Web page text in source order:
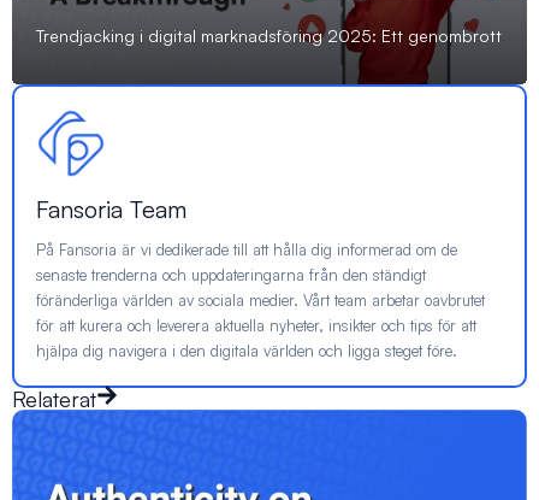
Trendjacking i digital marknadsföring 2025: Ett genombrott
Fansoria Team
På Fansoria är vi dedikerade till att hålla dig informerad om de
senaste trenderna och uppdateringarna från den ständigt
föränderliga världen av sociala medier. Vårt team arbetar oavbrutet
för att kurera och leverera aktuella nyheter, insikter och tips för att
hjälpa dig navigera i den digitala världen och ligga steget före.
Relaterat